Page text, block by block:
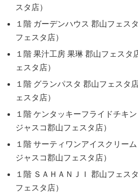
スタ店）
１階 ガーデンハウス 郡山フェス
フェスタ店）
１階 果汁工房 果琳 郡山フェスタ
ェスタ店）
１階 グランパスタ 郡山フェスタ
ェスタ店）
１階 ケンタッキーフライドチキ
ジャスコ郡山フェスタ店）
１階 サーティワンアイスクリー
ジャスコ郡山フェスタ店）
１階 ＳＡＨＡＮＪＩ 郡山フェス
フェスタ店）